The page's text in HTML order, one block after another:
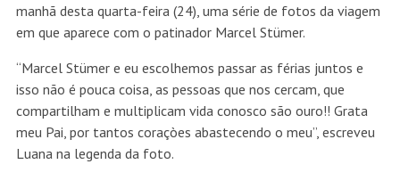
manhã desta quarta-feira (24), uma série de fotos da viagem
em que aparece com o patinador Marcel Stümer.
“Marcel Stümer e eu escolhemos passar as férias juntos e
isso não é pouca coisa, as pessoas que nos cercam, que
compartilham e multiplicam vida conosco são ouro!! Grata
meu Pai, por tantos coraçòes abastecendo o meu”, escreveu
Luana na legenda da foto.